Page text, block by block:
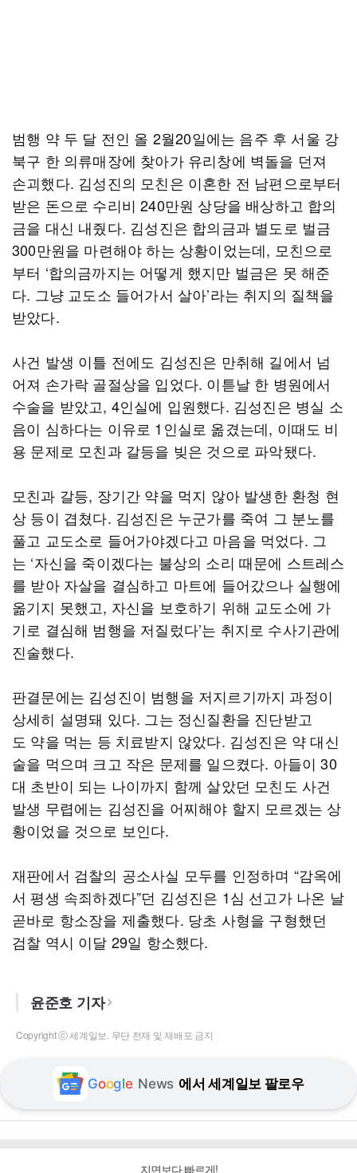
범행 약 두 달 전인 올 2월20일에는 음주 후 서울 강
북구 한 의류매장에 찾아가 유리창에 벽돌을 던져
손괴했다. 김성진의 모친은 이혼한 전 남편으로부터
받은 돈으로 수리비 240만원 상당을 배상하고 합의
금을 대신 내줬다. 김성진은 합의금과 별도로 벌금
300만원을 마련해야 하는 상황이었는데, 모친으로
부터 ‘합의금까지는 어떻게 했지만 벌금은 못 해준
다. 그냥 교도소 들어가서 살아’라는 취지의 질책을
받았다.
사건 발생 이틀 전에도 김성진은 만취해 길에서 넘
어져 손가락 골절상을 입었다. 이튿날 한 병원에서
수술을 받았고, 4인실에 입원했다. 김성진은 병실 소
음이 심하다는 이유로 1인실로 옮겼는데, 이때도 비
용 문제로 모친과 갈등을 빚은 것으로 파악됐다.
모친과 갈등, 장기간 약을 먹지 않아 발생한 환청 현
상 등이 겹쳤다. 김성진은 누군가를 죽여 그 분노를
풀고 교도소로 들어가야겠다고 마음을 먹었다. 그
는 ‘자신을 죽이겠다는 불상의 소리 때문에 스트레스
를 받아 자살을 결심하고 마트에 들어갔으나 실행에
옮기지 못했고, 자신을 보호하기 위해 교도소에 가
기로 결심해 범행을 저질렀다’는 취지로 수사기관에
진술했다.
판결문에는 김성진이 범행을 저지르기까지 과정이
상세히 설명돼 있다. 그는 정신질환을 진단받고
도 약을 먹는 등 치료받지 않았다. 김성진은 약 대신
술을 먹으며 크고 작은 문제를 일으켰다. 아들이 30
대 초반이 되는 나이까지 함께 살았던 모친도 사건
발생 무렵에는 김성진을 어찌해야 할지 모르겠는 상
황이었을 것으로 보인다.
재판에서 검찰의 공소사실 모두를 인정하며 “감옥에
서 평생 속죄하겠다”던 김성진은 1심 선고가 나온 날
곧바로 항소장을 제출했다. 당초 사형을 구형했던
검찰 역시 이달 29일 항소했다.
윤준호 기자
Copyright ⓒ 세계일보. 무단 전재 및 재배포 금지
Google News 에서 세계일보 팔로우
지면보다 빠르게!